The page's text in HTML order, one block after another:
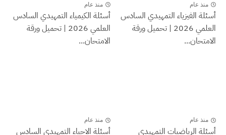
منذ عام
أسئلة الفيزياء التمهيدي السادس
العلمي 2026 | تحميل ورقة
الامتحان...
منذ عام
أسئلة الكيمياء التمهيدي السادس
العلمي 2026 | تحميل ورقة
الامتحان...
منذ عام
أسئلة الرياضيات التمهيدي
منذ عام
أسئلة الاحياء التمهيدي السادس